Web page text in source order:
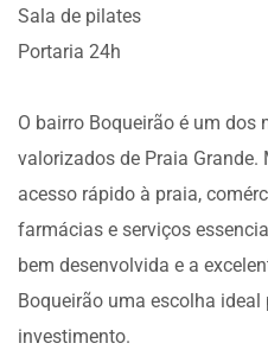
Sala de pilates
Portaria 24h
O bairro Boqueirão é um dos
valorizados de Praia Grande.
acesso rápido à praia,
farmácias e serviços
bem desenvolvida e a
Boqueirão uma escolha
investimento.